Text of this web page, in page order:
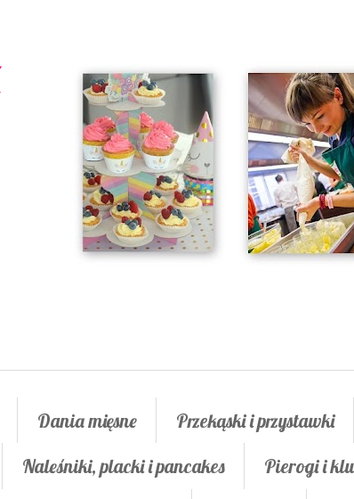
Dania mięsne Przekąski i przystawki
Naleśniki, placki i pancakes Pierogi i